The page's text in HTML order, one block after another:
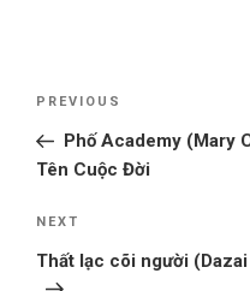
Post
Previous
Post
PREVIOUS
Phố Academy (Mary
Tên Cuộc Đời
Next
Post
NEXT
Thất lạc cõi người